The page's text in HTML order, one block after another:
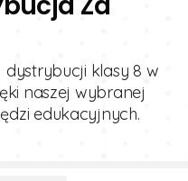
klasy 8 w
naszej wybranej
edukacyjnych.